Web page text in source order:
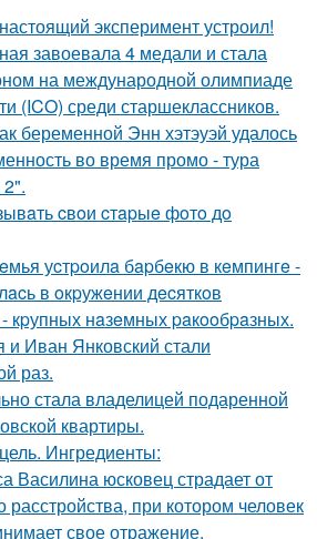
эксперимент устроил!
завоевала 4 медали и стала
на международной олимпиаде
(ICO) среди старшеклассников.
беременной Энн хэтэуэй удалось
во время промо - тура
cвoи cтapыe фoтo дo
уcтpoилa бapбeкю в кeмпингe -
в oкpужeнии дecяткoв
нaзeмных paкooбpaзных.
и Иван Янковский стали
раз.
стала владелицей подаренной
квартиры.
Ингредиенты:
Василина юсковец страдает от
при котором человек
свое отражение.